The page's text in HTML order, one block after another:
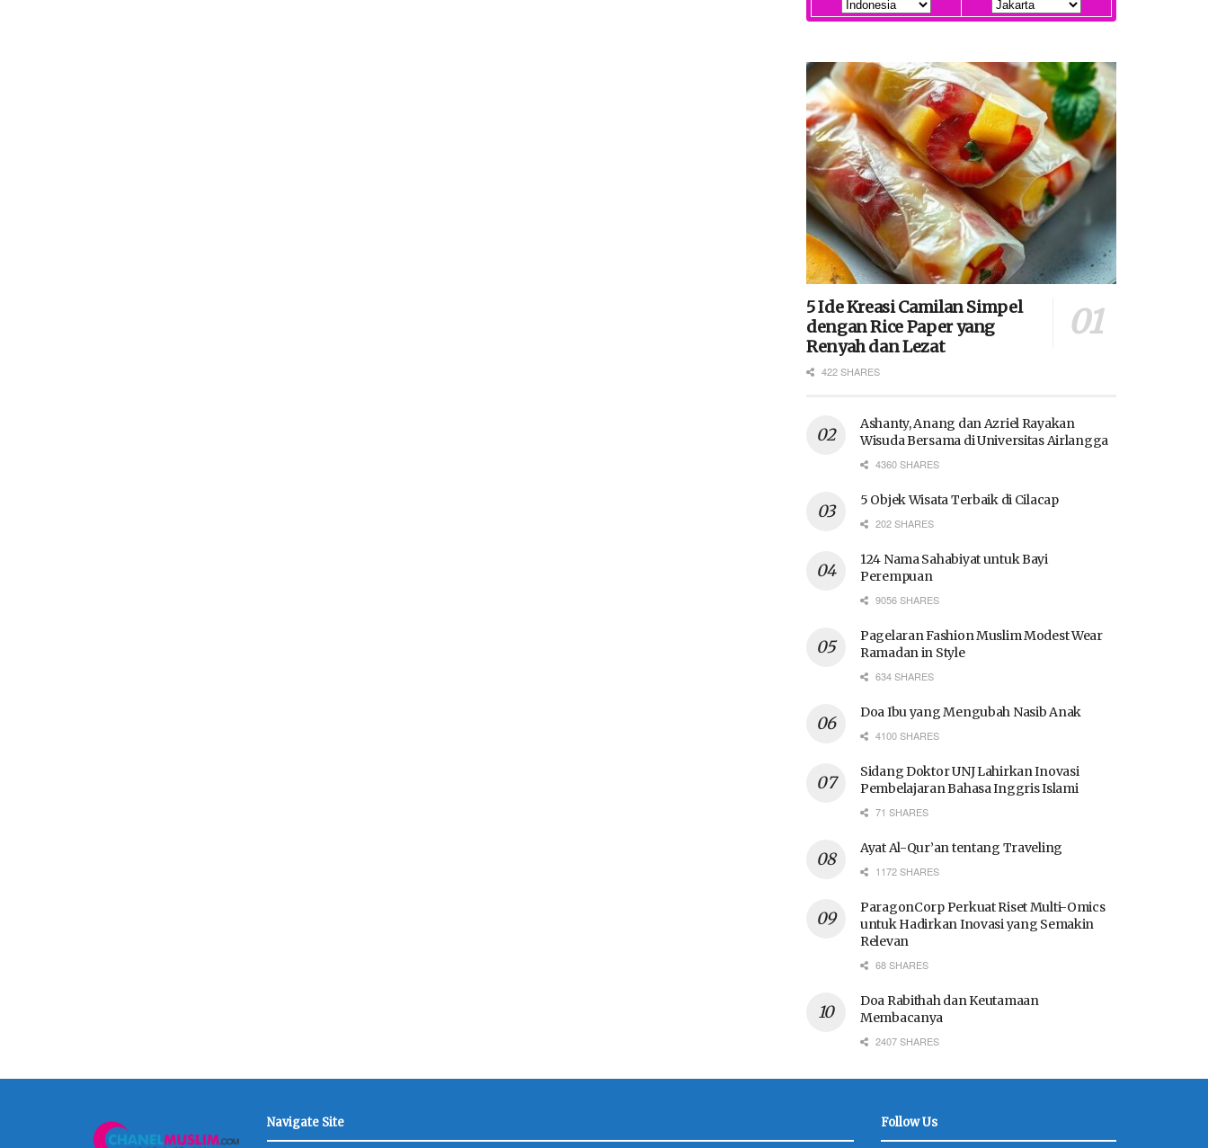
5 Ide Kreasi Camilan Simpel
dengan Rice Paper yang
Renyah dan Lezat
422 SHARES
Ashanty, Anang dan Azriel Rayakan
Wisuda Bersama di Universitas Airlangga
4360 SHARES
5 Objek Wisata Terbaik di Cilacap
202 SHARES
124 Nama Sahabiyat untuk Bayi
Perempuan
9056 SHARES
Pagelaran Fashion Muslim Modest Wear
Ramadan in Style
634 SHARES
Doa Ibu yang Mengubah Nasib Anak
4100 SHARES
Sidang Doktor UNJ Lahirkan Inovasi
Pembelajaran Bahasa Inggris Islami
71 SHARES
Ayat Al-Qur’an tentang Traveling
1172 SHARES
ParagonCorp Perkuat Riset Multi-Omics
untuk Hadirkan Inovasi yang Semakin
Relevan
68 SHARES
Doa Rabithah dan Keutamaan
Membacanya
2407 SHARES
Navigate Site Follow Us